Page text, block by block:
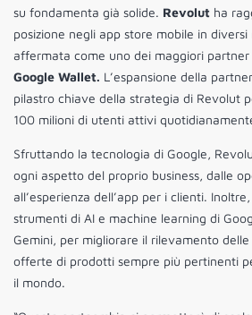
su fondamenta già solide. Revolut ha
posizione negli app store mobile in diversi
affermata come uno dei maggiori partner
Google Wallet. L’espansione della
pilastro chiave della strategia di Revolut
100 milioni di utenti attivi
Sfruttando la tecnologia di Google,
ogni aspetto del proprio business, dalle
all’esperienza dell’app per i clienti.
strumenti di AI e machine learning di
Gemini, per migliorare il rilevamento
offerte di prodotti sempre più pertinenti
il mondo.